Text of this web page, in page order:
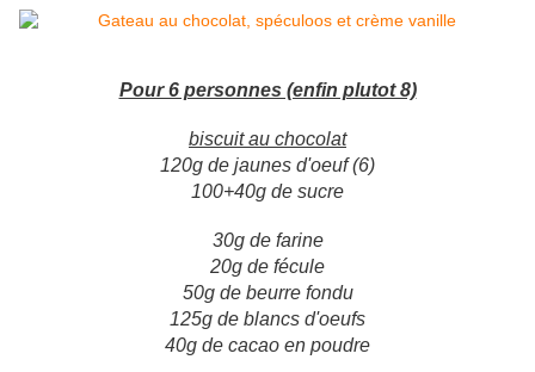
Pour 6 personnes (enfin plutot 8)
biscuit au chocolat
120g de jaunes d'oeuf (6)
100+40g de sucre
30g de farine
20g de fécule
50g de beurre fondu
125g de blancs d'oeufs
40g de cacao en poudre